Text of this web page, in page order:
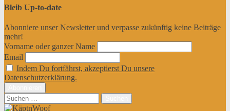
Bleib Up-to-date
Abonniere unser Newsletter und verpasse zukünftig keine Beiträge
mehr!
Vorname oder ganzer Name
Email
Indem Du fortfährst, akzeptierst Du unsere
Datenschutzerklärung.
Suchen
nach: